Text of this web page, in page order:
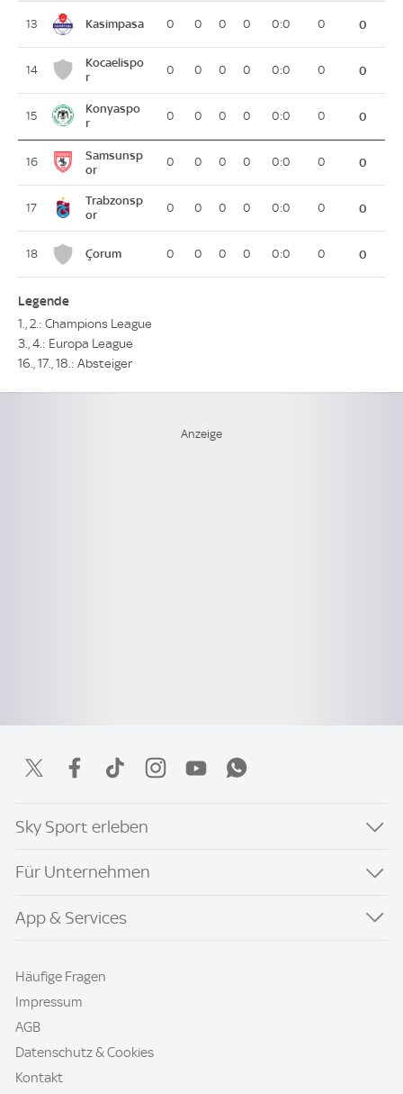
13 Kasimpasa 0 0 0 0 0:0 0 0
14
Kocaelispo
r
0 0 0 0 0:0 0 0
15
Konyaspo
r
0 0 0 0 0:0 0 0
16
Samsunsp
or
0 0 0 0 0:0 0 0
17
Trabzonsp
or
0 0 0 0 0:0 0 0
18 Çorum 0 0 0 0 0:0 0 0
Legende
1., 2.: Champions League
3., 4.: Europa League
16., 17., 18.: Absteiger
Sky Sport erleben
Für Unternehmen
App & Services
Häufige Fragen
Impressum
AGB
Datenschutz & Cookies
Kontakt